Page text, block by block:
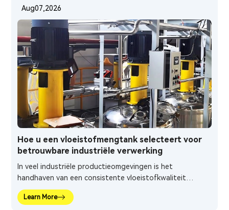
производстве используются жидкости с высокой
вязкостью, несколько компонентов или материалы,
чувствительные к температуре.
Aug07,2026
Hoe u een vloeistofmengtank selecteert voor
betrouwbare industriële verwerking
In veel industriële productieomgevingen is het
handhaven van een consistente vloeistofkwaliteit
moeilijker dan simpelweg het combineren van
verschillende grondstoffen. Traditionele handmatige
Learn More